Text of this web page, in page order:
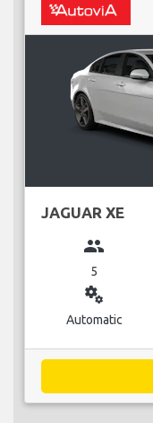
JAGUAR XE
group
5
miscellaneous_services
Automatic